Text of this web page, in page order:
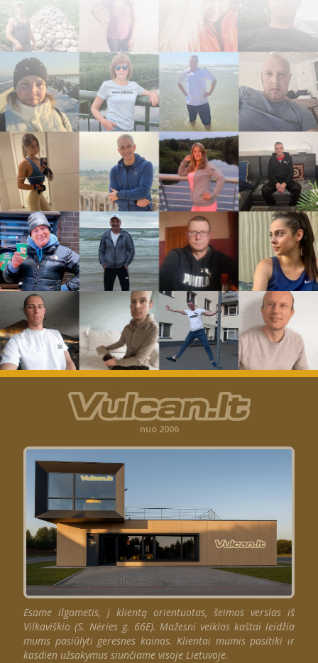
nuo 2006
Esame ilgametis, į klientą orientuotas, šeimos verslas iš
Vilkaviškio (S. Nėries g. 66E). Mažesni veiklos kaštai leidžia
mums pasiūlyti geresnes kainas. Klientai mumis pasitiki ir
kasdien užsakymus siunčiame visoje Lietuvoje.